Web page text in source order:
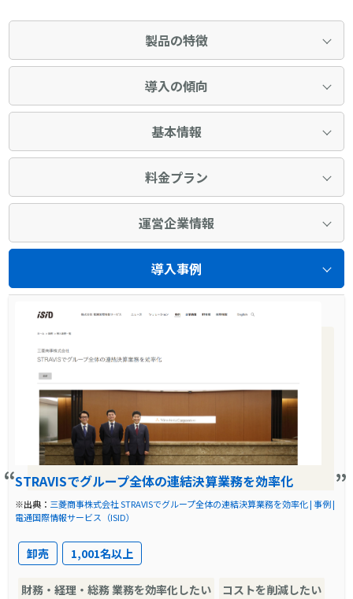
製品の特徴
導入の傾向
基本情報
料金プラン
運営企業情報
導入事例
STRAVISでグループ全体の連結決算業務を効率化
※出典： 三菱商事株式会社 STRAVISでグループ全体の連結決算業務を効率化 | 事例 |
電通国際情報サービス（ISID）
卸売 1,001名以上
財務・経理・総務 業務を効率化したい コストを削減したい